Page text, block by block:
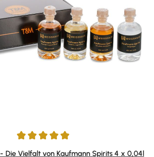
Bewertung von 5 von 5 Sternen
Die Vielfalt von Kaufmann Spirits 4 x 0,04l